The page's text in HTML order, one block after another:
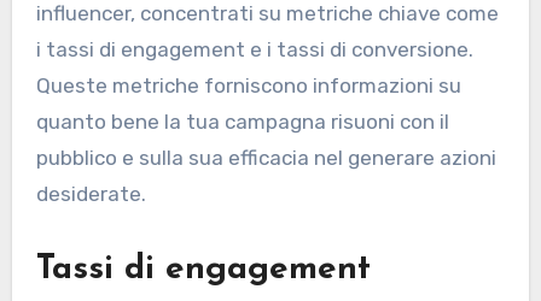
influencer, concentrati su metriche chiave come
i tassi di engagement e i tassi di conversione.
Queste metriche forniscono informazioni su
quanto bene la tua campagna risuoni con il
pubblico e sulla sua efficacia nel generare azioni
desiderate.
Tassi di engagement